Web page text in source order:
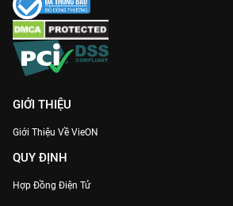
GIỚI THIỆU
Giới Thiệu Về VieON
QUY ĐỊNH
Hợp Đồng Điện Tử